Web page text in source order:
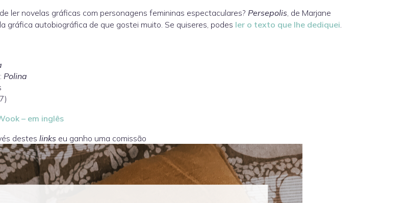
ler novelas gráficas com personagens femininas espectaculares? Persepolis, de Marjane
gráfica autobiográfica de que gostei muito. Se quiseres, podes ler o texto que lhe dediquei.
Polina
– em inglês
destes links eu ganho uma comissão